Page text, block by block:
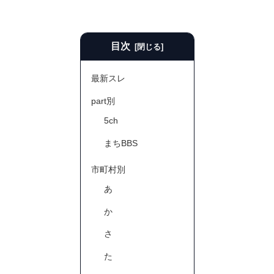
目次
最新スレ
part別
5ch
まちBBS
市町村別
あ
か
さ
た